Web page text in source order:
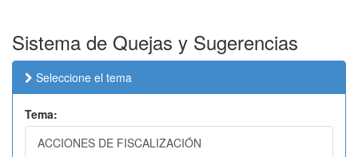
Sistema de Quejas y Sugerencias
Seleccione el tema
Tema:
ACCIONES DE FISCALIZACIÓN